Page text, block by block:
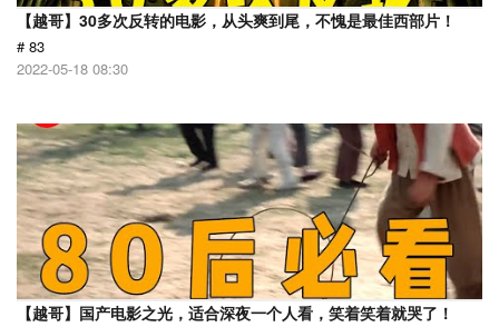
【越哥】30多次反转的电影，从头爽到尾，不愧是最佳西部片！
# 83
2022-05-18 08:30
【越哥】国产电影之光，适合深夜一个人看，笑着笑着就哭了！